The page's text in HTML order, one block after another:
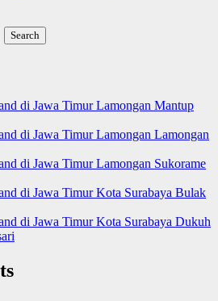
Search
di Jawa Timur Lamongan Mantup
di Jawa Timur Lamongan Lamongan
di Jawa Timur Lamongan Sukorame
di Jawa Timur Kota Surabaya Bulak
di Jawa Timur Kota Surabaya Dukuh